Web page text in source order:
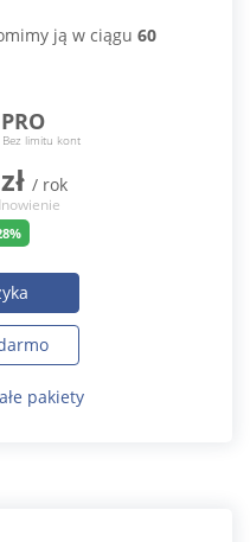
ją w ciągu 60
limitu kont
/ rok
pakiety